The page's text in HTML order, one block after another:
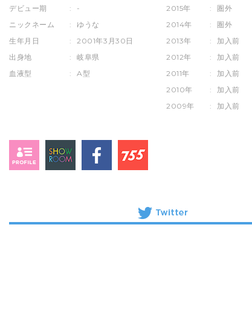
デビュー期
:
-
ニックネーム
:
ゆうな
生年月日
:
2001年3月30日
出身地
:
岐阜県
血液型
: A型
2015年
:
圏外
2014年
:
圏外
2013年
:
加入前
2012年
:
加入前
2011年
:
加入前
2010年
:
加入前
2009年
: 加入前